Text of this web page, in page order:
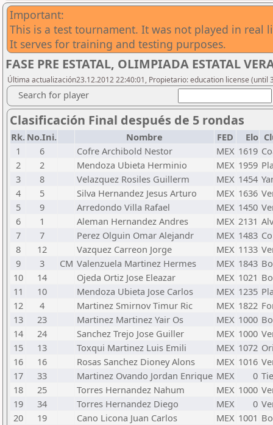
Important:
This is a test tournament. It was not played in real
It serves for training and testing purposes.
FASE PRE ESTATAL, OLIMPIADA ESTATAL
Última actualización23.12.2012 22:40:01, Propietario: education license
Search for player
Clasificación Final después de 5 rondas
Rk. No.Ini. Nombre FED Elo
1
6 Cofre Archibold Nestor MEX 1619
2
2 Mendoza Ubieta Herminio MEX 1959
3
8 Velazquez Rosiles Guillerm MEX 1454
4
5 Silva Hernandez Jesus Arturo MEX 1636
5
9 Arredondo Villa Rafael MEX 1450
6
1 Aleman Hernandez Andres MEX 2131
7
7 Perez Olguin Omar Alejandr MEX 1483
8
12 Vazquez Carreon Jorge MEX 1133
9
3 CM Valenzuela Martinez Hermes MEX 1843
10
14 Ojeda Ortiz Jose Eleazar MEX 1021
11
10 Mendoza Ubieta Jose Carlos MEX 1235
12
4 Martinez Smirnov Timur Ric MEX 1822
13
23 Martinez Martinez Yair Os MEX 1000
14
24 Sanchez Trejo Jose Guiller MEX 1000
15
13 Toxqui Martinez Luis Emili MEX 1072
16
16 Rosas Sanchez Dioney Alons MEX 1016
17
33 Martinez Ovando Jordan Enrique MEX 0
18
25 Torres Hernandez Nahum MEX 1000
19
34 Torres Hernandez Diego MEX 0
20
19 Cano Licona Juan Carlos MEX 1001